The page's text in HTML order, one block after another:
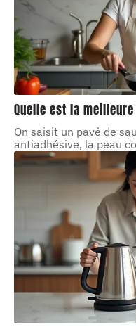
Quelle est la
On saisit un pavé de
antiadhésive, la peau